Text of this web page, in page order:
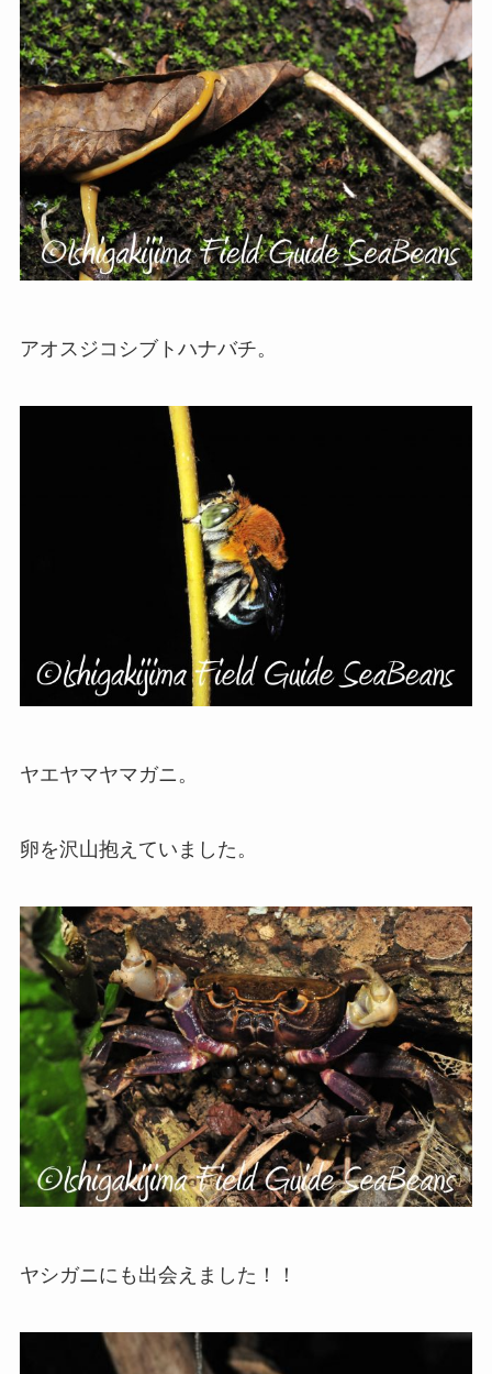
アオスジコシブトハナバチ。
ヤエヤマヤマガニ。
卵を沢山抱えていました。
ヤシガニにも出会えました！！